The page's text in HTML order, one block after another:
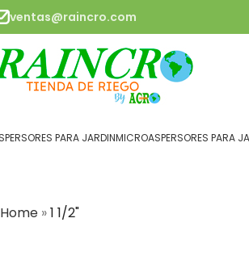
ventas@raincro.com
PARA JARDINMICROASPERSORES PARA
Home »1 1/2"